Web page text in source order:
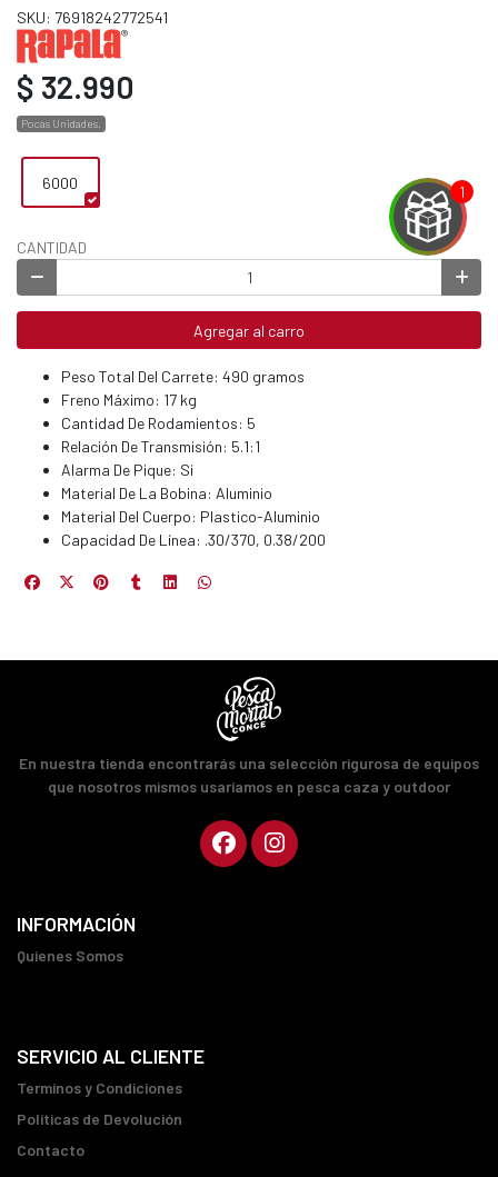
y
JUGAR
SKU: 76918242772541
$ 32.990
Pocas Unidades.
6000
CANTIDAD
Agregar al carro
Peso Total Del Carrete: 490 gramos
Freno Máximo: 17 kg
Cantidad De Rodamientos: 5
Relación De Transmisión: 5.1:1
Alarma De Pique: Si
Material De La Bobina: Aluminio
Material Del Cuerpo: Plastico-Aluminio
Capacidad De Línea: .30/370, 0.38/200
En nuestra tienda encontrarás una selección rigurosa de equipos
que nosotros mismos usaríamos en pesca caza y outdoor
INFORMACIÓN
Quienes Somos
SERVICIO AL CLIENTE
Terminos y Condiciones
Políticas de Devolución
Contacto